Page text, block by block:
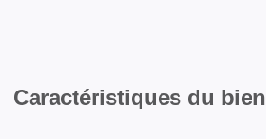
Caractéristiques du bien